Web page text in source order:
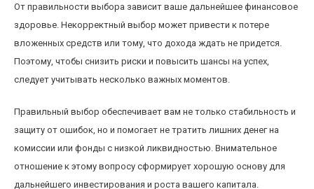
От правильности выбора зависит ваше дальнейшее финансовое
здоровье. Некорректный выбор может привести к потере
вложенных средств или тому, что дохода ждать не придется.
Поэтому, чтобы снизить риски и повысить шансы на успех,
следует учитывать несколько важных моментов.
Правильный выбор обеспечивает вам не только стабильность и
защиту от ошибок, но и помогает не тратить лишних денег на
комиссии или фонды с низкой ликвидностью. Внимательное
отношение к этому вопросу сформирует хорошую основу для
дальнейшего инвестирования и роста вашего капитала.